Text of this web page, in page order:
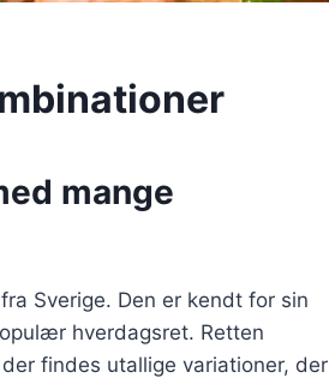
mange
Sverige. Den er kendt for sin
hverdagsret. Retten
findes utallige variationer, der